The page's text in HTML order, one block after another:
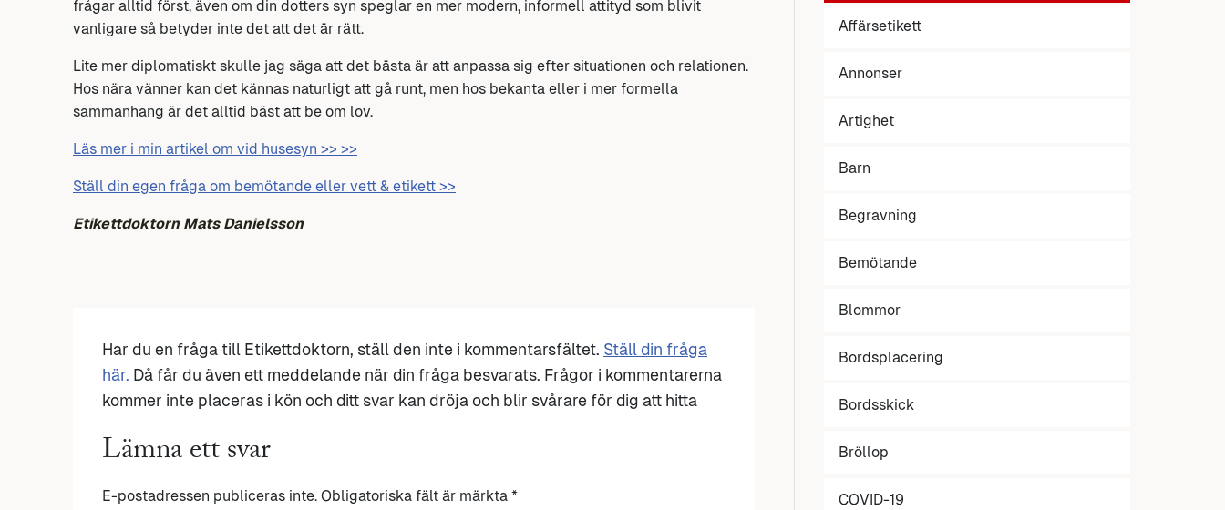
frågar alltid först, även om din dotters syn speglar en mer modern, informell attityd som blivit
vanligare så betyder inte det att det är rätt.
Lite mer diplomatiskt skulle jag säga att det bästa är att anpassa sig efter situationen och relationen.
Hos nära vänner kan det kännas naturligt att gå runt, men hos bekanta eller i mer formella
sammanhang är det alltid bäst att be om lov.
Läs mer i min artikel om vid husesyn >> >>
Ställ din egen fråga om bemötande eller vett & etikett >>
Etikettdoktorn Mats Danielsson
Har du en fråga till Etikettdoktorn, ställ den inte i kommentarsfältet. Ställ din fråga
här. Då får du även ett meddelande när din fråga besvarats. Frågor i kommentarerna
kommer inte placeras i kön och ditt svar kan dröja och blir svårare för dig att hitta
Lämna ett svar
E-postadressen publiceras inte. Obligatoriska fält är märkta *
Affärsetikett
Annonser
Artighet
Barn
Begravning
Bemötande
Blommor
Bordsplacering
Bordsskick
Bröllop
COVID-19